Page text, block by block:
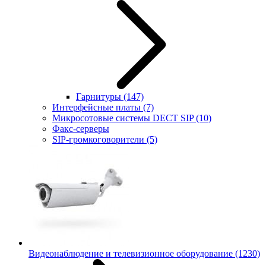
Гарнитуры (147)
Интерфейсные платы (7)
Микросотовые системы DECT SIP(10)
Факс-серверы
SIP-громкоговорители (5)
Видеонаблюдение и телевизионное оборудование (1230)